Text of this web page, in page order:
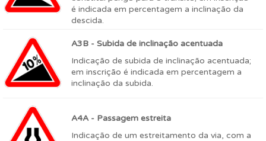
é indicada em percentagem a inclinação da
descida.
A3B - Subida de inclinação acentuada
Indicação de subida de inclinação acentuada;
em inscrição é indicada em percentagem a
inclinação da subida.
A4A - Passagem estreita
Indicação de um estreitamento da via, com a